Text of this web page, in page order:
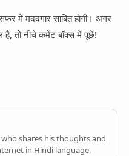
में मददगार साबित होगी। अगर
तो नीचे कमेंट बॉक्स में पूछें!
shares his thoughts and
in Hindi language.